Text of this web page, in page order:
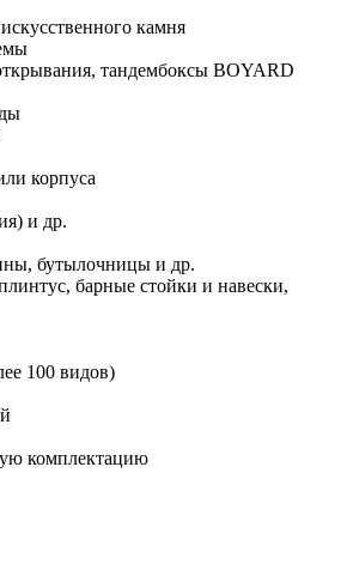
камня
тандембоксы BOYARD
корпуса
и др.
бутылочницы и др.
барные стойки и навески,
100 видов)
комплектацию